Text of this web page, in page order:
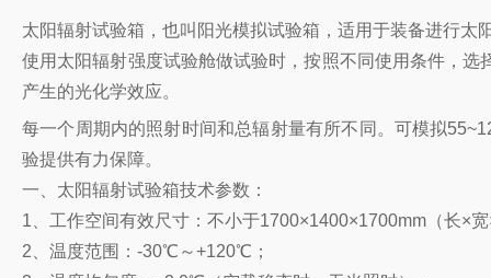
太阳辐射试验箱，也叫阳光模拟试验箱，适用于装备进行
使用太阳辐射强度试验舱做试验时，按照不同使用条件，
产生的光化学效应。
每一个周期内的照射时间和总辐射量有所不同。可模拟
验提供有力保障。
一、太阳辐射试验箱技术参数：
1、工作空间有效尺寸：不小于1700×1400×1700mm（长×
2、温度范围：-30℃～+120℃；